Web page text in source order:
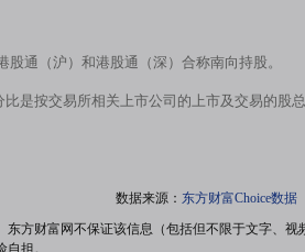
通（沪）和港股通（深）合称南向持股。
是按交易所相关上市公司的上市及交易的
数据来源： 东方财富Choice数据
方财富网不保证该信息（包括但不限于文字、
担。